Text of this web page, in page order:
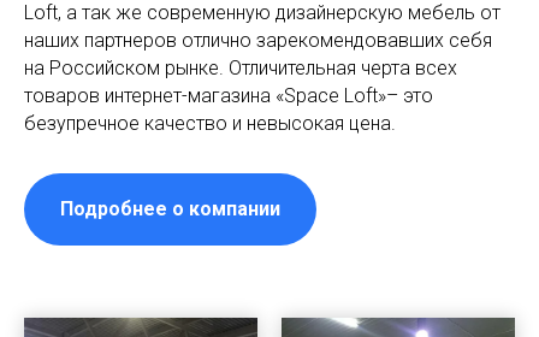
Loft, а так же современную дизайнерскую мебель от
наших партнеров отлично зарекомендовавших себя
на Российском рынке. Отличительная черта всех
товаров интернет-магазина «Space Loft»– это
безупречное качество и невысокая цена.
Подробнее о компании